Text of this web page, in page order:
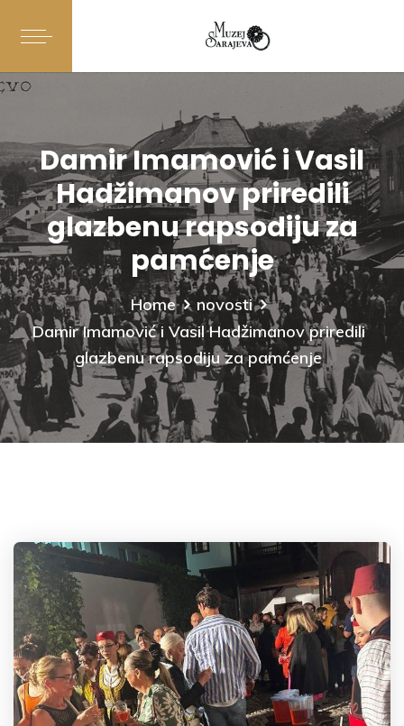
Damir Imamović i Vasil
Hadžimanov priredili
glazbenu rapsodiju za
pamćenje
Home
novosti
Damir Imamović i Vasil Hadžimanov priredili
glazbenu rapsodiju za pamćenje